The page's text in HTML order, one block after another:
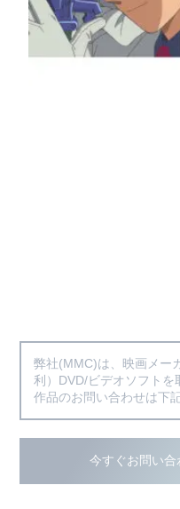
弊社(MMC)は、映画メー
利）DVD/ビデオソフトを
作品のお問い合わせは下
今すぐお問い合